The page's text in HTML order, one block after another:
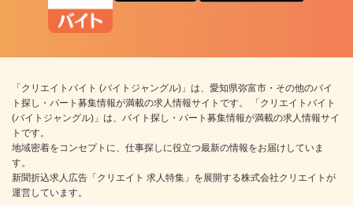
「クリエイトバイト (バイトジャングル)」は、愛知県弥富市・その他のバイ
ト探し・パート募集情報が満載の求人情報サイトです。 「クリエイトバイト
(バイトジャングル)」は、バイト探し・パート募集情報が満載の求人情報サイ
トです。
地域密着をコンセプトに、仕事探しに役立つ最新の情報をお届けしていま
す。
新聞折込求人広告「クリエイト 求人特集」を展開する株式会社クリエイトが
運営しています。